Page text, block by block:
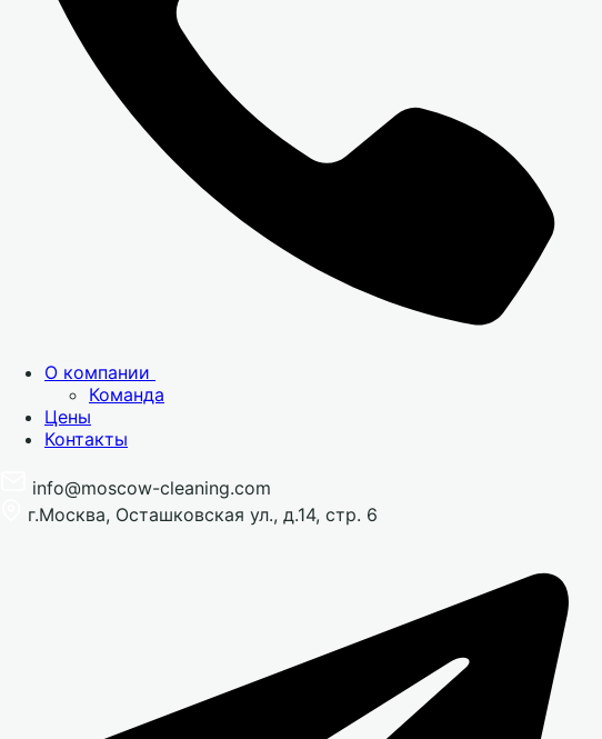
О компании
Команда
Цены
Контакты
info@moscow-cleaning.com
г.Москва, Осташковская ул., д.14, стр. 6